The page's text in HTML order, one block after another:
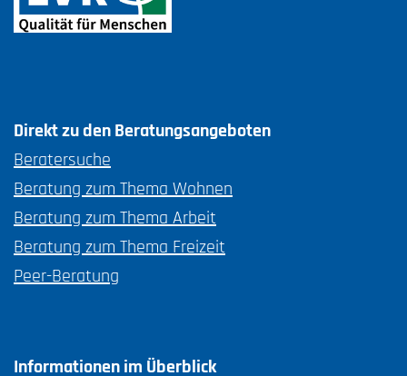
Direkt zu denBeratungsangeboten
Beratersuche
Beratung zum Thema Wohnen
Beratung zum Thema Arbeit
Beratung zum Thema Freizeit
Peer-Beratung
Informationen im Überblick